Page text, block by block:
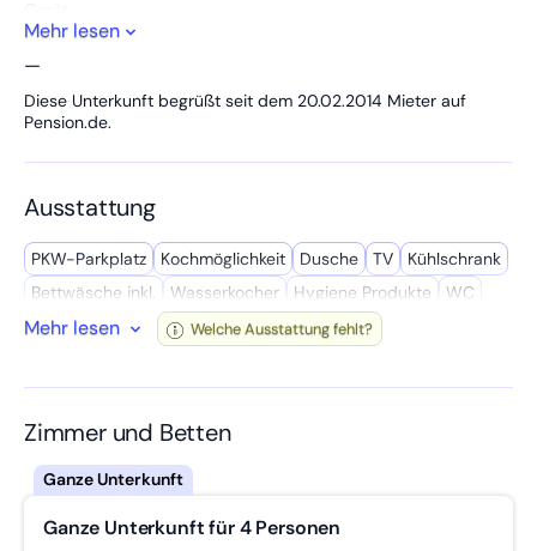
Das 2. Schlafzimmer hat ebenfalls 2 Einzelbetten und einen
Die neue Einbauküche ist ausgestattet mit einem Ceranherd
mit Backofen, Mikrowelle, Kaffeemaschine, Toaster, Eierkocher,
Kühlschrank, Spülmaschine und vieles mehr.
Ein wunderschönes Bad mit Eckwanne und großer,
Die Wohnung befindet sich zentral zwischen Leipzig, Dresden
Einkaufsmöglichkeiten (Bäcker, Fleischer, Getränkemarkt) gibt
es in ca. 2 km Entfernung nahe der Autobahnabfahrt
Hainichen.
kostenloses WLAN wird zur Verfügung gestellt
Mehr lesen
—
Diese Unterkunft begrüßt seit dem 20.02.2014 Mieter auf
Pension.de.
Ausstattung
PKW-Parkplatz Kochmöglich­keit Dusche TV
Kühl­schrank
Bettwäsche inkl.
Wasserkocher Hygiene Produkte
WC
Kamin
Kochutensilien LKW-Parkplatz Barrierefrei
Privates Bad
Mikro­welle
Geschäfte in der Nähe
Wasch­maschine
W-LAN
Eingang Stufenlos
Garten
Mehr lesen Welche Ausstattung fehlt?
Zimmer und Betten
Ganze Unterkunft für 4 Personen